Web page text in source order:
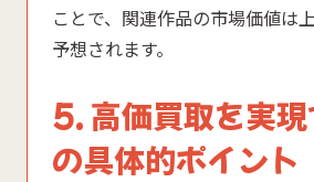
ことで、関連作品の市場価値は
予想されます。
5. 高価買取を実
の具体的ポイント